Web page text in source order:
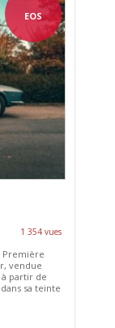
EOS
1 354 vues
Première
vendue
partir de
sa teinte